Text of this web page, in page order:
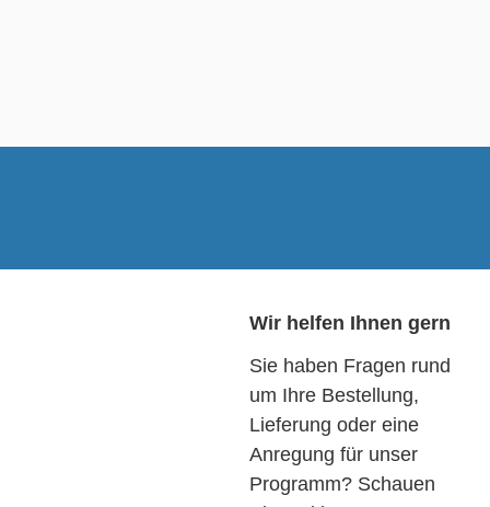
Wir helfen Ihnen gern
Sie haben Fragen rund
um Ihre Bestellung,
Lieferung oder eine
Anregung für unser
Programm? Schauen